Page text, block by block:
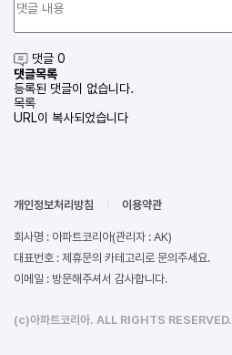
댓글 0
댓글목록
등록된 댓글이 없습니다.
목록
URL이 복사되었습니다
개인정보처리방침 이용약관
회사명 : 아파트코리아(관리자 : AK)
대표번호 : 제휴문의 카테고리로 문의주세요.
이메일 : 방문해주셔서 감사합니다.
(c)아파트코리아. ALL RIGHTS RESERVED.